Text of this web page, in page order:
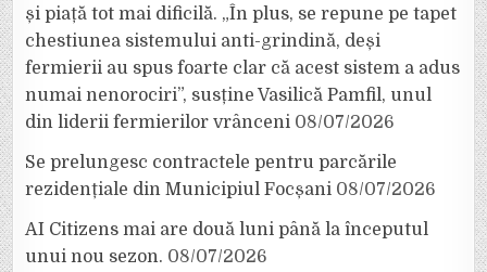
și piață tot mai dificilă. „În plus, se repune pe tapet
chestiunea sistemului anti-grindină, deși
fermierii au spus foarte clar că acest sistem a adus
numai nenorociri”, susține Vasilică Pamfil, unul
din liderii fermierilor vrânceni 08/07/2026
Se prelungesc contractele pentru parcările
rezidențiale din Municipiul Focșani 08/07/2026
AI Citizens mai are două luni până la începutul
unui nou sezon. 08/07/2026